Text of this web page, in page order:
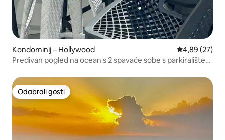
Kondominij – Hollywood Prosječna
4,89 (27)
Predivan pogled na ocean s 2 spavaće sobe s parkiralištem
Odabrali gosti
Odabrali gosti